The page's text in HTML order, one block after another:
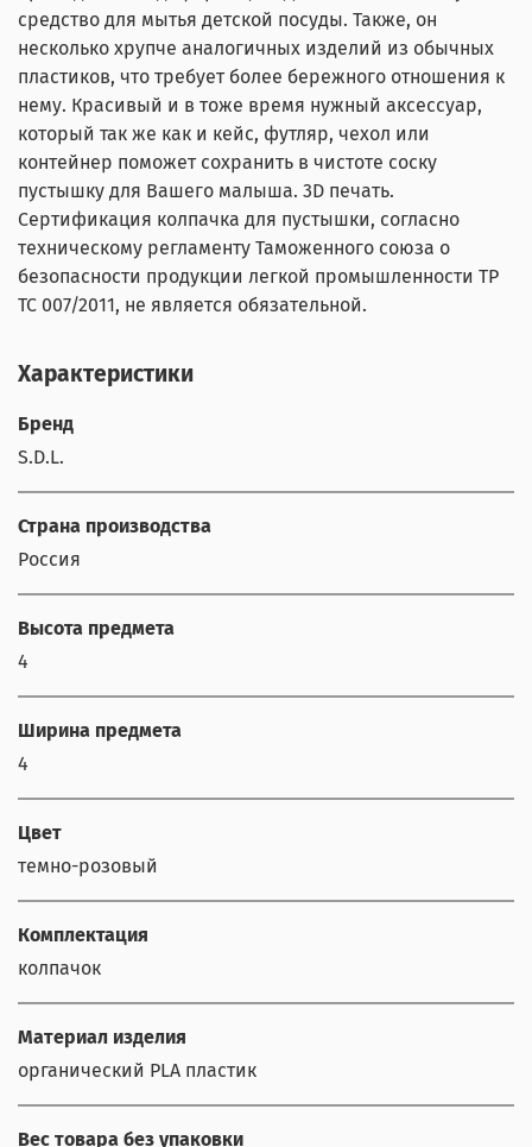
средство для мытья детской посуды. Также, он
несколько хрупче аналогичных изделий из обычных
пластиков, что требует более бережного отношения к
нему. Красивый и в тоже время нужный аксессуар,
который так же как и кейс, футляр, чехол или
контейнер поможет сохранить в чистоте соску
пустышку для Вашего малыша. 3D печать.
Сертификация колпачка для пустышки, согласно
техническому регламенту Таможенного союза о
безопасности продукции легкой промышленности ТР
ТС 007/2011, не является обязательной.
Характеристики
Бренд
S.D.L.
Страна производства
Россия
Высота предмета
4
Ширина предмета
4
Цвет
темно-розовый
Комплектация
колпачок
Материал изделия
органический PLA пластик
Вес товара без упаковки